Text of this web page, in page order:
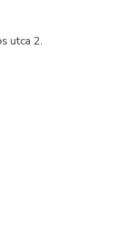
utca 2.